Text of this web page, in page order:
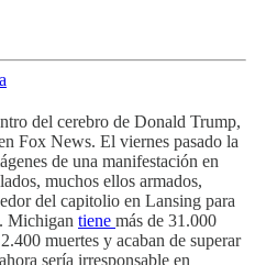
del cerebro de Donald Trump,
Fox News. El viernes pasado la
de una manifestación en
muchos ellos armados,
del capitolio en Lansing para
Michigan tiene más de 31.000
muertes y acaban de superar
sería irresponsable en